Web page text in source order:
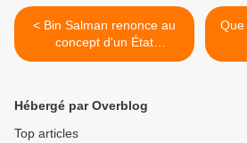
< Bin Salman renonce au
concept d'un État
palestinien & renoue avec
Que
Hébergé par Overblog
Top articles